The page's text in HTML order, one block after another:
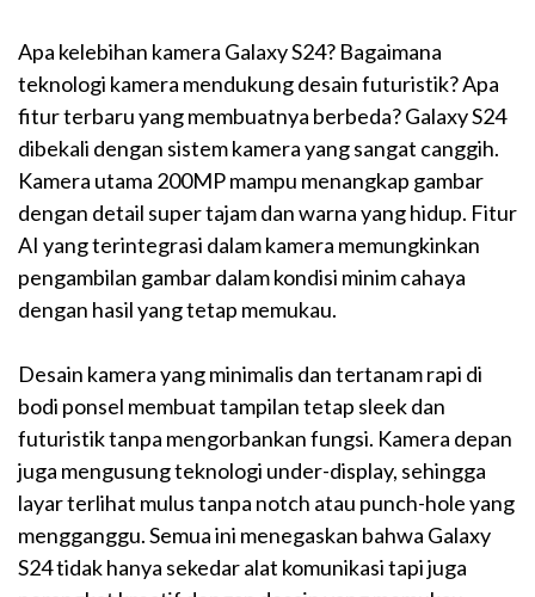
Apa kelebihan kamera Galaxy S24? Bagaimana
teknologi kamera mendukung desain futuristik? Apa
fitur terbaru yang membuatnya berbeda? Galaxy S24
dibekali dengan sistem kamera yang sangat canggih.
Kamera utama 200MP mampu menangkap gambar
dengan detail super tajam dan warna yang hidup. Fitur
AI yang terintegrasi dalam kamera memungkinkan
pengambilan gambar dalam kondisi minim cahaya
dengan hasil yang tetap memukau.
Desain kamera yang minimalis dan tertanam rapi di
bodi ponsel membuat tampilan tetap sleek dan
futuristik tanpa mengorbankan fungsi. Kamera depan
juga mengusung teknologi under-display, sehingga
layar terlihat mulus tanpa notch atau punch-hole yang
mengganggu. Semua ini menegaskan bahwa Galaxy
S24 tidak hanya sekedar alat komunikasi tapi juga